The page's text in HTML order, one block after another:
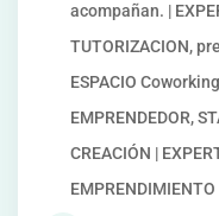
acompañan. |
TUTORIZACION,
ESPACIO
EMPRENDEDOR,
CREACIÓN |
EMPRENDIMIENTO